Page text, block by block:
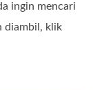
ingin mencari
diambil, klik